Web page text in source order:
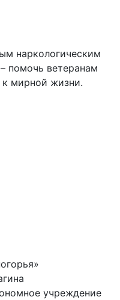
наркологическим
помочь ветеранам
к мирной жизни.
учреждение